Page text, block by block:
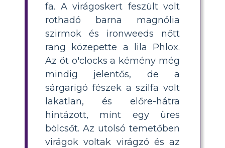
fa. A virágoskert feszült volt
rothadó barna magnólia
szirmok és ironweeds nőtt
rang közepette a lila Phlox.
Az öt o'clocks a kémény még
mindig jelentős, de a
sárgarigó fészek a szilfa volt
lakatlan, és előre-hátra
hintázott, mint egy üres
bölcsőt. Az utolsó temetőben
virágok voltak virágzó és az